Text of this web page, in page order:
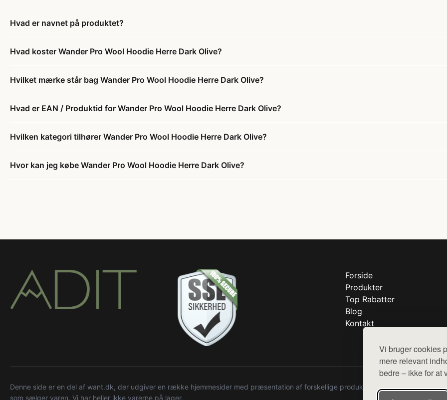
Vi bruger cookies
mere relevant
bedre – ikke for
Hvad er navnet på produktet?
Hvad koster Wander Pro Wool Hoodie Herre Dark Olive?
Hvilket mærke står bag Wander Pro Wool Hoodie Herre Dark Olive?
Hvad er EAN / Produktid for Wander Pro Wool Hoodie Herre Dark Olive?
Hvilken kategori tilhører Wander Pro Wool Hoodie Herre Dark Olive?
Hvor kan jeg købe Wander Pro Wool Hoodie Herre Dark Olive?
Forside
Produkter
Top Rabatter
Blog
Kontakt
Denne side er en del af want.dk, der udgiver en række hjemmesider med præsentation af forskellige produkter fra diverse
som sælger varen. Vi har heller ikke varerne på lager.